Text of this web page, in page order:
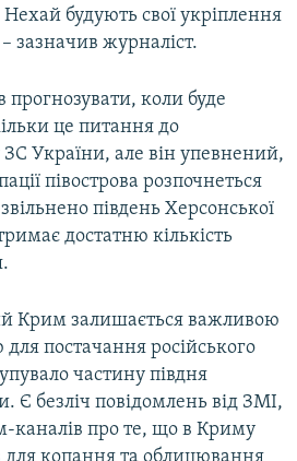
Нехай будують свої укріплення
зазначив журналіст.
коли буде
це питання до
України, але він упевнений,
півострова розпочнеться
південь Херсонської
достатню кількість
Крим залишається важливою
постачання російського
частину півдня
Є безліч повідомлень від ЗМІ,
каналів про те, що в Криму